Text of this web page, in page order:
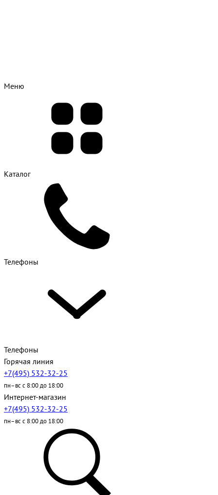
Меню
Каталог
Телефоны
Телефоны
Горячая линия
+7(495) 532-32-25
пн–вс с 8:00 до 18:00
Интернет-магазин
+7(495) 532-32-25
пн–вс с 8:00 до 18:00